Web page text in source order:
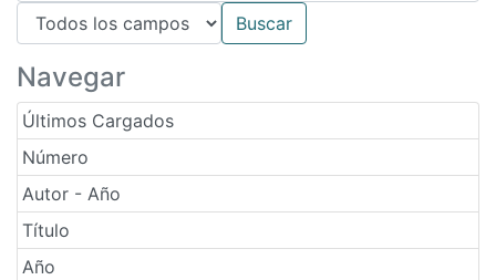
Navegar
Últimos Cargados
Número
Autor - Año
Título
Año